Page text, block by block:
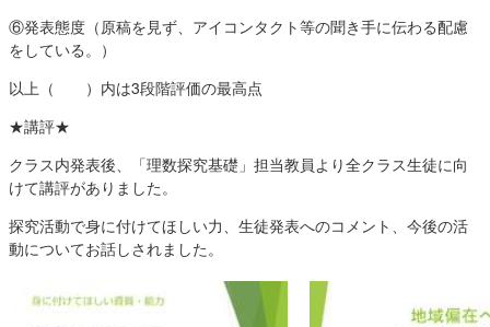
⑥発表態度（原稿を見ず、アイコンタクト等の聞き手に伝わる配慮
をしている。）
以上（ ）内は3段階評価の最高点
★講評★
クラス内発表後、「理数探究基礎」担当教員より全クラス生徒に向
けて講評がありました。
探究活動で身に付けてほしい力、生徒発表へのコメント、今後の活
動についてお話しされました。